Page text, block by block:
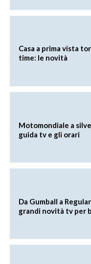
Casa a prima vista
time: le novità
Motomondiale a
guida tv e gli orari
Da Gumball a
grandi novità tv per